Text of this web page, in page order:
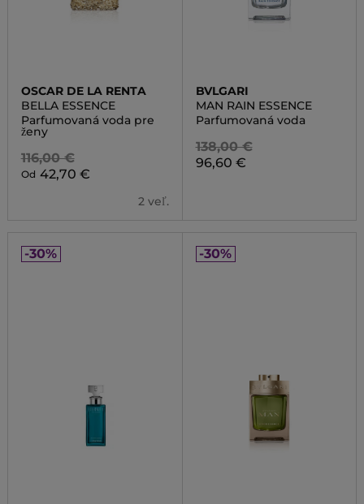
OSCAR DE LA RENTA
BELLA ESSENCE
Parfumovaná voda pre
ženy
116,00 €
Od 42,70 €
2 veľ.
BVLGARI
MAN RAIN ESSENCE
Parfumovaná voda
138,00 €
96,60 €
-30% -30%